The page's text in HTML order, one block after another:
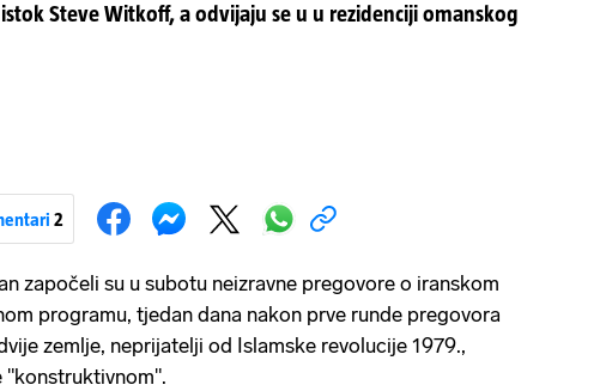
istok Steve Witkoff, a odvijaju se u u rezidenciji omanskog
2
započeli su u subotu neizravne pregovore o iranskom
programu, tjedan dana nakon prve runde pregovora
zemlje, neprijatelji od Islamske revolucije 1979.,
"konstruktivnom".